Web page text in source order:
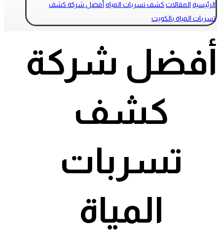
الرئيسية المقالات كشف تسربات المياه أفضل شركة كشف
تسربات المياة بالكويت
أفضل شركة
كشف
تسربات
المياة